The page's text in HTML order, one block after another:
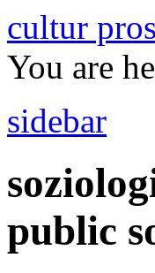
cultur
You are
sidebar
public